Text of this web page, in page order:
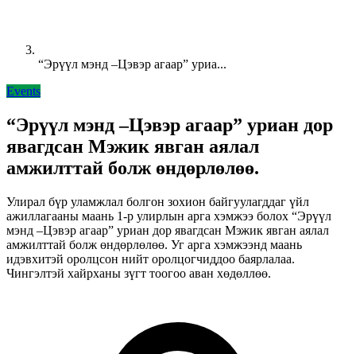
“Эрүүл мэнд –Цэвэр агаар” уриа...
Events
“Эрүүл мэнд –Цэвэр агаар” уриан дор
явагдсан Мэжик явган аялал
амжилттай болж өндөрлөлөө.
Улирал бүр уламжлал болгон зохион байгуулагддаг үйл
ажиллагааны маань 1-р улирлын арга хэмжээ болох “Эрүүл
мэнд –Цэвэр агаар” уриан дор явагдсан Мэжик явган аялал
амжилттай болж өндөрлөлөө. Уг арга хэмжээнд маань
идэвхитэй оролцсон нийт оролцогчиддоо баярлалаа.
Чингэлтэй хайрханы зүгт тоогоо аван хөдөллөө.